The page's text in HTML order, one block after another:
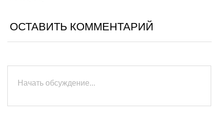
ОСТАВИТЬ КОММЕНТАРИЙ